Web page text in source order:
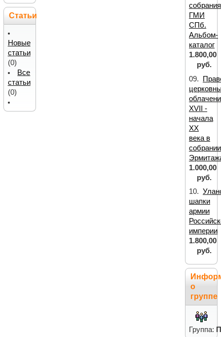
Статьи
Новые
статьи
(0)
Все
статьи
(0)
собрания
ГМИ
СПб.
Альбом-
каталог
1.800,00
руб.
09.
XVII -
начала
ХХ
века в
собрании
1.000,00
руб.
10.
шапки
армии
империи
1.800,00
руб.
о
группе
Группа: